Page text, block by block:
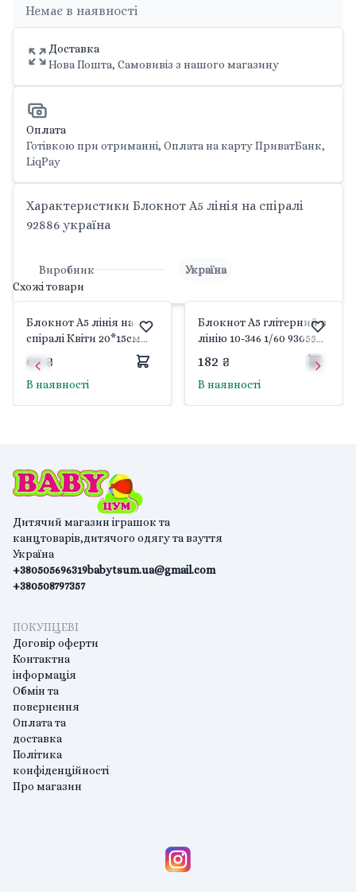
Немає в наявності
Доставка
Нова Пошта, Самовивіз з нашого магазину
Оплата
Готівкою при отриманні, Оплата на карту ПриватБанк,
LiqPay
Характеристики Блокнот А5 лінія на спіралі
92886 україна
Виробник
Україна
Схожі товари
Блокнот А5 лінія на
спіралі Квіти 20*15см
69 ₴
В наявності
Блокнот А5 глітерний в
лінію 10-346 1/60 93055
182 ₴
В наявності
Дитячий магазин іграшок та
канцтоварів,дитячого одягу та взуття
Україна
+380505696319
+380508797357
babytsum.ua@gmail.com
ПОКУПЦЕВІ
Договір оферти
Контактна
інформація
Обмін та
повернення
Оплата та
доставка
Політика
конфіденційності
Про магазин